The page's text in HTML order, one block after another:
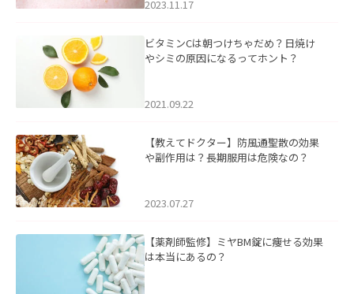
2023.11.17
ビタミンCは朝つけちゃだめ？日焼け
やシミの原因になるってホント？
2021.09.22
【教えてドクター】防風通聖散の効果
や副作用は？長期服用は危険なの？
2023.07.27
【薬剤師監修】ミヤBM錠に痩せる効果
は本当にあるの？